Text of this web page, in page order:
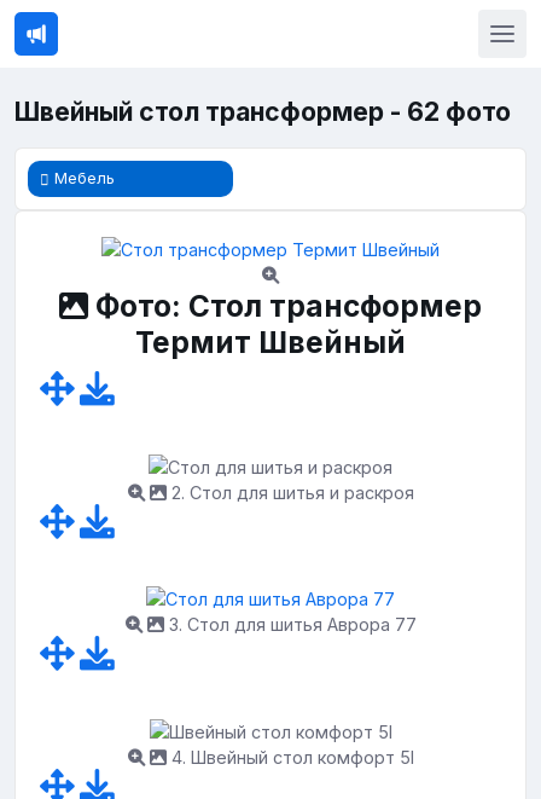
Швейный стол трансформер - 62 фото
Мебель
Фото: Стол трансформер
Термит Швейный
2. Стол для шитья и раскроя
3. Стол для шитья Аврора 77
4. Швейный стол комфорт 5l